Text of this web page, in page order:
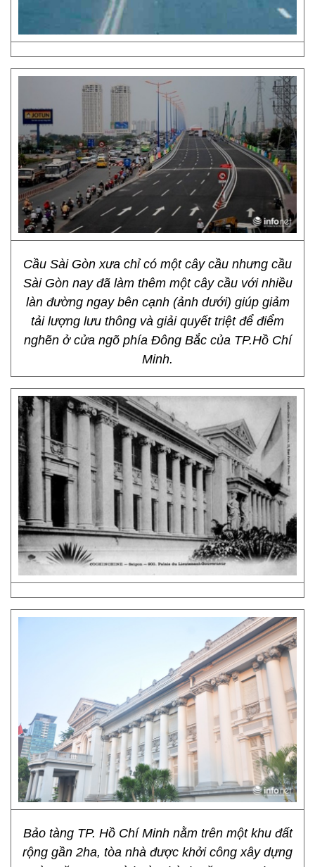
Cầu Sài Gòn xưa chỉ có một cây cầu nhưng cầu
Sài Gòn nay đã làm thêm một cây cầu với nhiều
làn đường ngay bên cạnh (ảnh dưới) giúp giảm
tải lượng lưu thông và giải quyết triệt để điểm
nghẽn ở cửa ngõ phía Đông Bắc của TP.Hồ Chí
Minh.
Bảo tàng TP. Hồ Chí Minh nằm trên một khu đất
rộng gần 2ha, tòa nhà được khởi công xây dựng